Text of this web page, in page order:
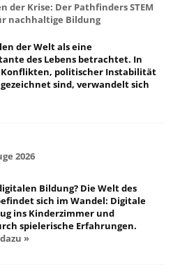
der Krise: Der Pathfinders STEM
nachhaltige Bildung
der Welt als eine
des Lebens betrachtet. In
Konflikten, politischer Instabilität
sind, verwandelt sich
2026
Bildung? Die Welt des
sich im Wandel: Digitale
ins Kinderzimmer und
spielerische Erfahrungen.
»